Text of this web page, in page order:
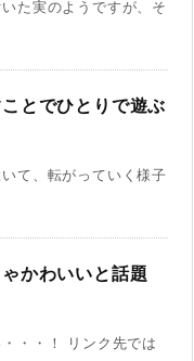
た実のようですが、そ
とでひとりで遊ぶ
て、転がっていく様子
かわいいと話題
・・！ リンク先では